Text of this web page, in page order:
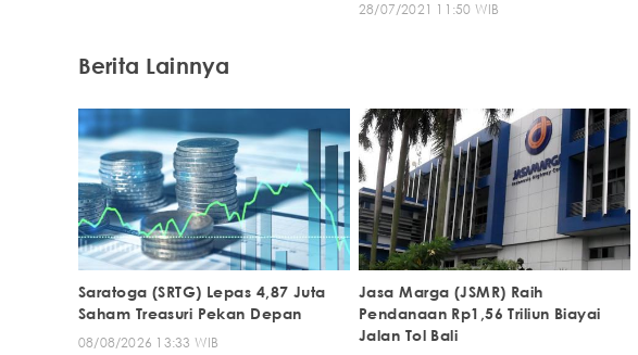
28/07/2021 11:50 WIB
Berita Lainnya
Saratoga (SRTG) Lepas 4,87 Juta
Saham Treasuri Pekan Depan
08/08/2026 13:33 WIB
Jasa Marga (JSMR) Raih
Pendanaan Rp1,56 Triliun Biayai
Jalan Tol Bali